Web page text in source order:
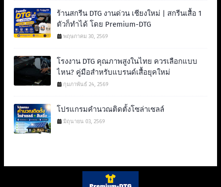
ร้านสกรีน DTG งานด่วน เชียงใหม่ | สกรีนเสื้อ 1
ตัวก็ทำได้ โดย Premium-DTG
พฤษภาคม 30, 2569
โรงงาน DTG คุณภาพสูงในไทย ควรเลือกแบบ
ไหน? คู่มือสำหรับแบรนด์เสื้อยุคใหม่
กุมภาพันธ์ 24, 2569
โปรแกรมคำนวณติดตั้งโซล่าเซลล์
มิถุนายน 03, 2569